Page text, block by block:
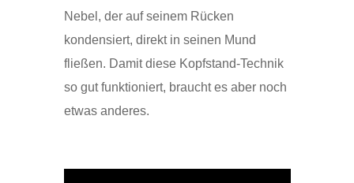
Nebel, der auf seinem Rücken
kondensiert, direkt in seinen Mund
fließen. Damit diese Kopfstand-Technik
so gut funktioniert, braucht es aber noch
etwas anderes.